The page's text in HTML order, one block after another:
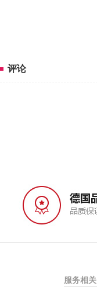
评论
服务相关